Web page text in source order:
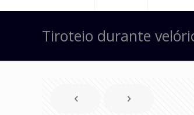
Tiroteio durante